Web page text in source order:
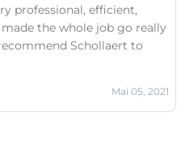
professional, efficient,
the whole job go really
Schollaert to
Mai 05, 2021